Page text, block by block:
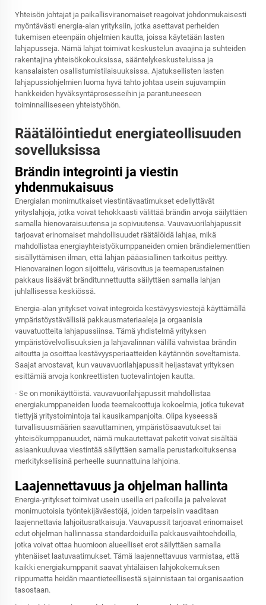
Yhteisön johtajat ja paikallisviranomaiset reagoivat johdonmukaisesti
myöntävästi energia-alan yrityksiin, jotka asettavat perheiden
tukemisen eteenpäin ohjelmien kautta, joissa käytetään lasten
lahjapusseja. Nämä lahjat toimivat keskustelun avaajina ja suhteiden
rakentajina yhteisökokouksissa, sääntelykeskusteluissa ja
kansalaisten osallistumistilaisuuksissa. Ajatuksellisten lasten
lahjapussiohjelmien luoma hyvä tahto johtaa usein sujuvampiin
hankkeiden hyväksyntäprosesseihin ja parantuneeseen
toiminnalliseseen yhteistyöhön.
Räätälöintiedut energiateollisuuden
sovelluksissa
Brändin integrointi ja viestin
yhdenmukaisuus
Energialan monimutkaiset viestintävaatimukset edellyttävät
yrityslahjoja, jotka voivat tehokkaasti välittää brändin arvoja säilyttäen
samalla hienovaraisuutensa ja sopivuutensa. Vauvavuorilahjapussit
tarjoavat erinomaiset mahdollisuudet räätälöidä lahjaa, mikä
mahdollistaa energiayhteistyökumppaneiden omien brändielementtien
sisällyttämisen ilman, että lahjan pääasiallinen tarkoitus peittyy.
Hienovarainen logon sijoittelu, värisovitus ja teemaperustainen
pakkaus lisäävät bränditunnettuutta säilyttäen samalla lahjan
juhlallisessa keskiössä.
Energia-alan yritykset voivat integroida kestävyysviestejä käyttämällä
ympäristöystävällisiä pakkausmateriaaleja ja orgaanisia
vauvatuotteita lahjapussiinsa. Tämä yhdistelmä yrityksen
ympäristövelvollisuuksien ja lahjavalinnan välillä vahvistaa brändin
aitoutta ja osoittaa kestävyysperiaatteiden käytännön soveltamista.
Saajat arvostavat, kun vauvavuorilahjapussit heijastavat yrityksen
esittämiä arvoja konkreettisten tuotevalintojen kautta.
- Se on monikäyttöistä. vauvavuorilahjapussit mahdollistaa
energiakumppaneiden luoda teemakoottuja kokoelmia, jotka tukevat
tiettyjä yritystoimintoja tai kausikampanjoita. Olipa kyseessä
turvallisuusmäärien saavuttaminen, ympäristösaavutukset tai
yhteisökumppanuudet, nämä mukautettavat paketit voivat sisältää
asiaankuuluvaa viestintää säilyttäen samalla perustarkoituksensa
merkityksellisinä perheelle suunnattuina lahjoina.
Laajennettavuus ja ohjelman hallinta
Energia-yritykset toimivat usein useilla eri paikoilla ja palvelevat
monimuotoisia työntekijäväestöjä, joiden tarpeisiin vaaditaan
laajennettavia lahjoitusratkaisuja. Vauvapussit tarjoavat erinomaiset
edut ohjelman hallinnassa standardoiduilla pakkausvaihtoehdoilla,
jotka voivat ottaa huomioon alueelliset erot säilyttäen samalla
yhtenäiset laatuvaatimukset. Tämä laajennettavuus varmistaa, että
kaikki energiakumppanit saavat yhtäläisen lahjokokemuksen
riippumatta heidän maantieteellisestä sijainnistaan tai organisaation
tasostaan.